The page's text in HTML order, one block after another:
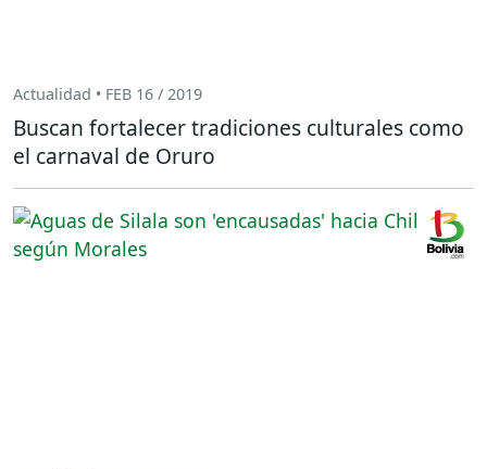
Actualidad • FEB 16 / 2019
Buscan fortalecer tradiciones culturales como
el carnaval de Oruro